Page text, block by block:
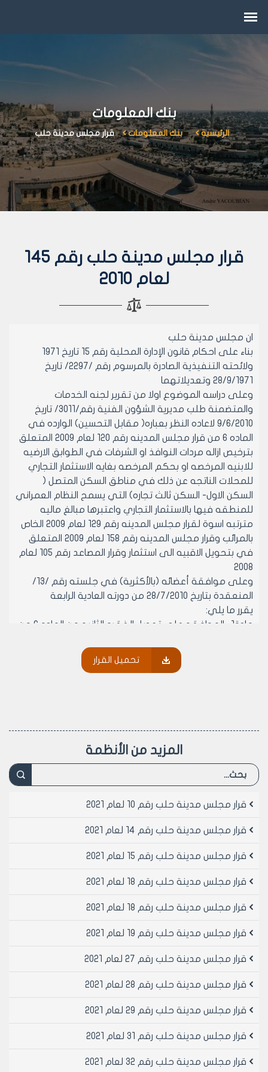
بنك المعلومات
الرئيسية بنك المعلومات قرار مجلس مدينة حلب
قرار مجلس مدينة حلب رقم 145
لعام 2010
ان مجلس مدينة حلب
بناء على احكام قانون الإدارة المحلية رقم 15 تاريخ 1971
ولائحته التنفيذية الصادرة بالمرسوم رقم /2297/ تاريخ
28/9/1971 وتعديلاتهما
وعلى دراسه الموضوع اولا من تقرير لجنه الخدمات
والمتضمنة طلب مديرية الشؤون الفنية رقم/3011/ تاريخ
9/6/2010 لاعاده النظر بعباره( مقابل التحسين) الوارده في
الماده 6 من قرار مجلس المدينه رقم 120 لعام 2009 المتعلق
بترخيص ازاله مردات النوافذ او الشرفات في الطوابق الارضيه
للابنيه المرخصه او بحكم المرخصه بغايه الاستثمار التجاري
للمحلات الناتجه عن ذلك في مناطق السكن المتصل (
السكن الاول- السكن ثالث تجاره) التي يسمح النظام العمراني
للمنطقه فيها بالاستثمار التجاري واعتبرها مبالغ ماليه
مترتبه اسوة لقرار مجلس المدينه رقم 129 لعام 2009 الخاص
بالمرائب وقرار مجلس المدينه رقم 158 لعام 2009 المتعلق
في بتحويل الاقبيه الى استثمار وقرار المصاعد رقم 105 لعام
2008
وعلى موافقة أعضائه (بالأكثرية) في جلسته رقم /13/
المنعقدة بتاريخ 28/7/2010 من دورته العادية الرابعة
يقرر ما يلي:
مادة1- الموافقه على تعديل الفقره الثانيه من الماده 6 من
( يستوفى لقاء التحويل من سكني الى تجاري مبلغا ماليا
تحميل القرار
المزيد من الأنظمة
قرار مجلس مدينة حلب رقم 10 لعام 2021
قرار مجلس مدينة حلب رقم 14 لعام 2021
قرار مجلس مدينة حلب رقم 15 لعام 2021
قرار مجلس مدينة حلب رقم 18 لعام 2021
قرار مجلس مدينة حلب رقم 18 لعام 2021
قرار مجلس مدينة حلب رقم 19 لعام 2021
قرار مجلس مدينة حلب رقم 27 لعام 2021
قرار مجلس مدينة حلب رقم 28 لعام 2021
قرار مجلس مدينة حلب رقم 29 لعام 2021
قرار مجلس مدينة حلب رقم 31 لعام 2021
قرار مجلس مدينة حلب رقم 32 لعام 2021